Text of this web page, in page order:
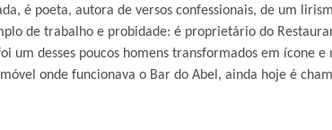
é poeta, autora de versos confessionais, de um
de trabalho e probidade: é proprietário do
um desses poucos homens transformados em ícone e
onde funcionava o Bar do Abel, ainda hoje é